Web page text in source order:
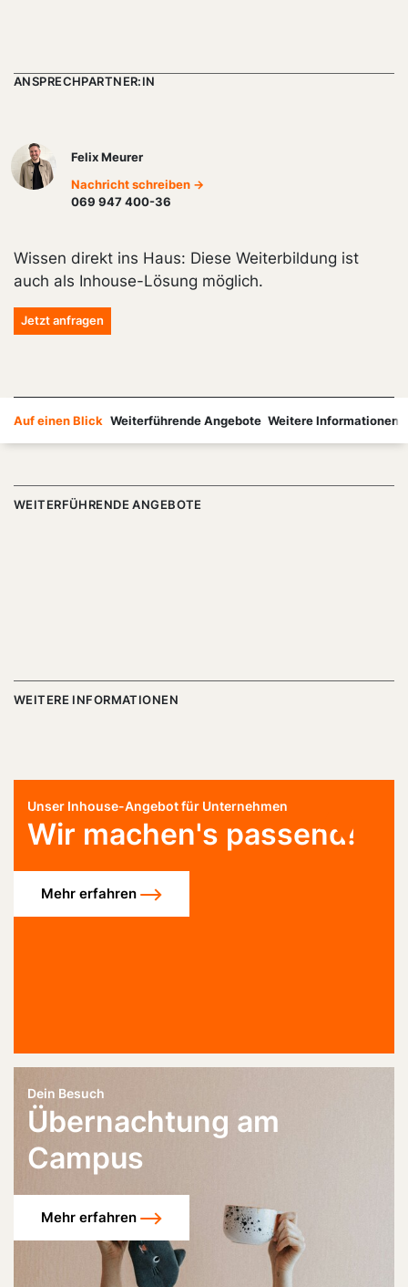
ANSPRECHPARTNER:IN
Felix Meurer
Nachricht schreiben →
069 947 400-36
Wissen direkt ins Haus: Diese Weiterbildung ist
auch als Inhouse-Lösung möglich.
Jetzt anfragen
Auf einen Blick Weiterführende Angebote Weitere Informationen
WEITERFÜHRENDE ANGEBOTE
WEITERE INFORMATIONEN
Unser Inhouse-Angebot für Unternehmen
Wir machen's passend!
Mehr erfahren
Dein Besuch
Übernachtung am
Campus
Mehr erfahren